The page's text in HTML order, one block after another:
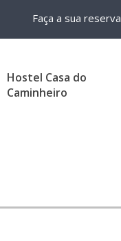
Faça a sua reserva
Hostel Casa do
Caminheiro